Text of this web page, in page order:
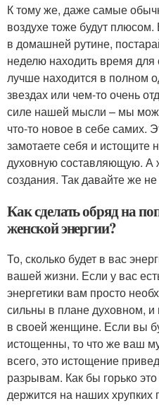
К тому же, даже самые
воздухе тоже будут
в домашней рутине,
неделю находить время
лучше находится в полном
звездах или чем-то очень
силе нашей мысли – мы
что-то новое в себе самих.
замотаете себя и истощите
духовную составляющую.
создания. Так давайте же не
Как сделать обряд на
женской энергии?
То, сколько будет в вас
вашей жизни. Если у вас
энергетики вам просто
сильны в плане духовном, и
в своей женщине. Если вы
истощенны, то что же ваш
всего, это истощение
разрывам. Как бы горько
держится на наших хрупких